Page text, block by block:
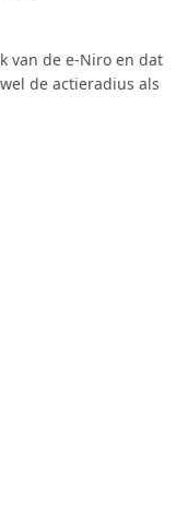
van de e-Niro en dat
de actieradius als